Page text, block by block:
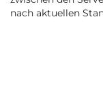
nach aktuellen